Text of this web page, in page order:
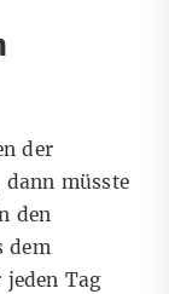
der
dann müsste
den
dem
Tag